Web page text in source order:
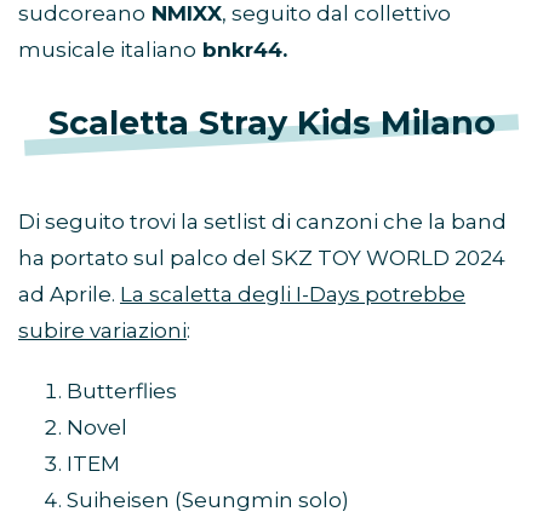
sudcoreano NMIXX, seguito dal collettivo
musicale italiano bnkr44.
Scaletta Stray Kids Milano
Di seguito trovi la setlist di canzoni che la band
ha portato sul palco del SKZ TOY WORLD 2024
ad Aprile. La scaletta degli I-Days potrebbe
subire variazioni:
Butterflies
Novel
ITEM
Suiheisen (Seungmin solo)